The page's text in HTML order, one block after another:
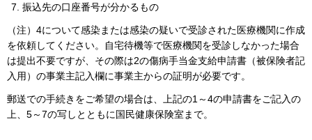
振込先の口座番号が分かるもの
（注）4について感染または感染の疑いで受診された医療機関に作成
を依頼してください。自宅待機等で医療機関を受診しなかった場合
は提出不要ですが、その際は2の傷病手当金支給申請書（被保険者記
入用）の事業主記入欄に事業主からの証明が必要です。
郵送での手続きをご希望の場合は、上記の1～4の申請書をご記入の
上、5～7の写しとともに国民健康保険室まで。